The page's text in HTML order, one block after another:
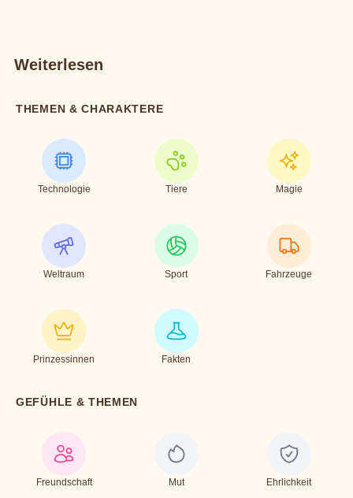
Weiterlesen
THEMEN & CHARAKTERE
Technologie Tiere Magie
Weltraum Sport Fahrzeuge
Prinzessinnen Fakten
GEFÜHLE & THEMEN
Freundschaft Mut Ehrlichkeit